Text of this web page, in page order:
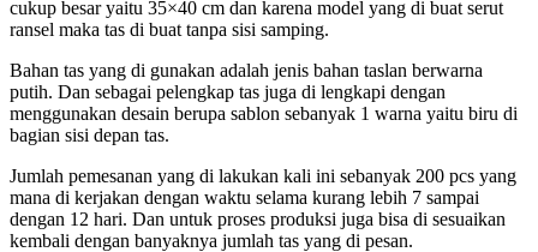
cukup besar yaitu 35×40 cm dan karena model yang di buat serut
ransel maka tas di buat tanpa sisi samping.
Bahan tas yang di gunakan adalah jenis bahan taslan berwarna
putih. Dan sebagai pelengkap tas juga di lengkapi dengan
menggunakan desain berupa sablon sebanyak 1 warna yaitu biru di
bagian sisi depan tas.
Jumlah pemesanan yang di lakukan kali ini sebanyak 200 pcs yang
mana di kerjakan dengan waktu selama kurang lebih 7 sampai
dengan 12 hari. Dan untuk proses produksi juga bisa di sesuaikan
kembali dengan banyaknya jumlah tas yang di pesan.